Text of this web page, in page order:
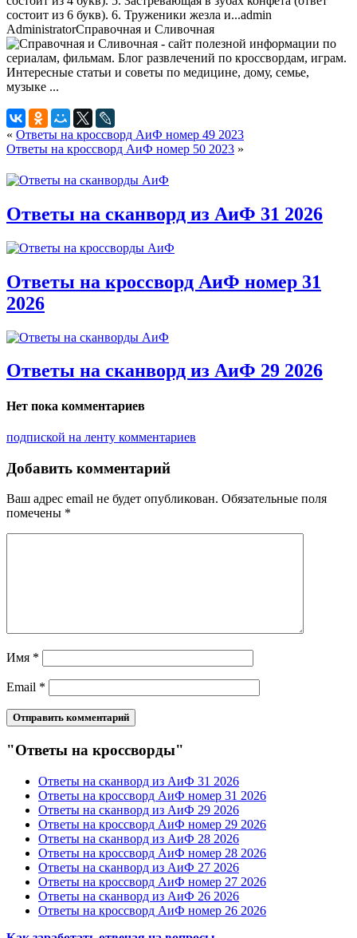
состоит из 6 букв). 6. Труженики жезла и...admin
AdministratorСправочная и Сливочная
« Ответы на кроссворд АиФ номер 49 2023
Ответы на кроссворд АиФ номер 50 2023 »
Ответы на сканворд из АиФ 31 2026
Ответы на кроссворд АиФ номер 31
2026
Ответы на сканворд из АиФ 29 2026
Нет пока комментариев
подпиской на ленту комментариев
Добавить комментарий
Ваш адрес email не будет опубликован. Обязательные поля
помечены *
Имя *
Email *
"Ответы на кроссворды"
Ответы на сканворд из АиФ 31 2026
Ответы на кроссворд АиФ номер 31 2026
Ответы на сканворд из АиФ 29 2026
Ответы на кроссворд АиФ номер 29 2026
Ответы на сканворд из АиФ 28 2026
Ответы на кроссворд АиФ номер 28 2026
Ответы на сканворд из АиФ 27 2026
Ответы на кроссворд АиФ номер 27 2026
Ответы на сканворд из АиФ 26 2026
Ответы на кроссворд АиФ номер 26 2026